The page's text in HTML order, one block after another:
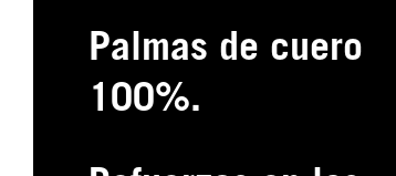
Palmas de cuero
100%.